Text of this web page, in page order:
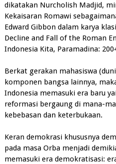
dikatakan Nurcholish Madjid,
Kekaisaran Romawi
Edward Gibbon dalam karya
Decline and Fall of the Roman
Indonesia Kita, Paramadina:
Berkat gerakan mahasiswa
komponen bangsa lainnya,
Indonesia memasuki era baru
reformasi bergaung di mana-
kebebasan dan keterbukaan.
Keran demokrasi khususnya
pada masa Orba menjadi
memasuki era demokratisasi: